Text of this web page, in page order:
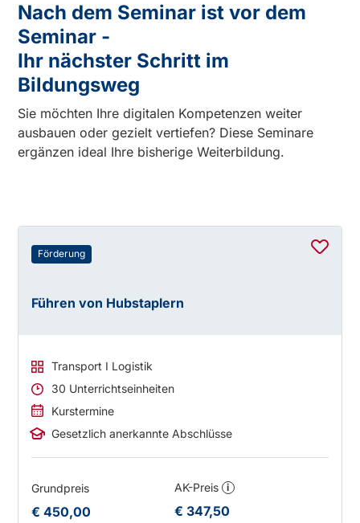
Nach dem Seminar ist vor dem
Seminar -
Ihr nächster Schritt im
Bildungsweg
Sie möchten Ihre digitalen Kompetenzen weiter
ausbauen oder gezielt vertiefen? Diese Seminare
ergänzen ideal Ihre bisherige Weiterbildung.
Förderung
Führen von Hubstaplern
Transport I Logistik
30 Unterrichtseinheiten
Kurstermine
Gesetzlich anerkannte Abschlüsse
Grundpreis
€ 450,00
AK-Preis i
€ 347,50